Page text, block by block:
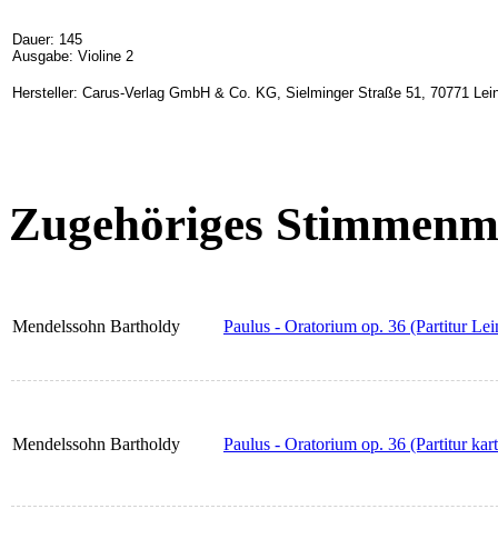
Dauer: 145
Ausgabe: Violine 2
Hersteller: Carus-Verlag GmbH & Co. KG, Sielminger Straße 51, 70771
Zugehöriges
Mendelssohn Bartholdy Paulus - Oratorium op. 36 (Partitur
Mendelssohn Bartholdy Paulus - Oratorium op. 36 (Partitur